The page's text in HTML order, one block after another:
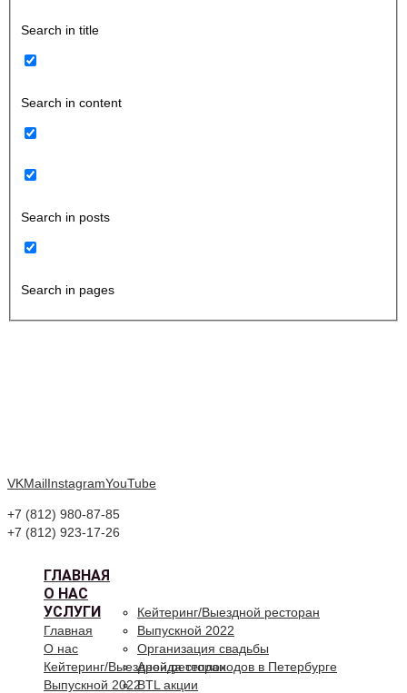
Search in title
Search in content
Search in posts
Search in pages
VKMailInstagramYouTube
+7 (812) 980-87-85
+7 (812) 923-17-26
ГЛАВНАЯ
О НАС
УСЛУГИ
Кейтеринг/Выездной ресторан
Выпускной 2022
Организация свадьбы
Аренда теплоходов в Петербурге
BTL акции
Главная
О нас
Кейтеринг/Выездной ресторан
Выпускной 2022